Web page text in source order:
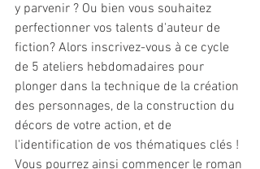
y parvenir ? Ou bien vous souhaitez
perfectionner vos talents d'auteur de
fiction? Alors inscrivez-vous à ce cycle
de 5 ateliers hebdomadaires pour
plonger dans la technique de la création
des personnages, de la construction du
décors de votre action, et de
l'identification de vos thématiques clés !
Vous pourrez ainsi commencer le roman